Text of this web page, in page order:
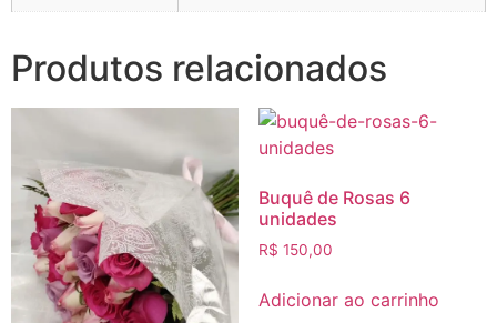
Produtos relacionados
Buquê de Rosas 6
unidades
R$ 150,00
Adicionar ao carrinho